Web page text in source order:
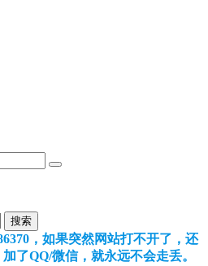
搜索
，如果突然网站打不开了，还
了QQ/微信，就永远不会走丢。